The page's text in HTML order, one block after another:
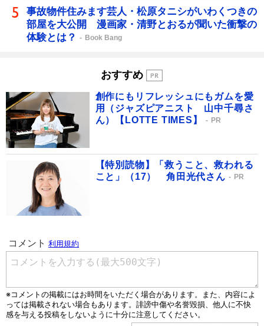
事故物件住みます芸人・松原タニシがいわくつきの
部屋を大公開 漫画家・清野とおるが聞いた衝撃の
体験とは？
Book Bang
おすすめ
創作にもリフレッシュにもガムを愛
用（ジャズピアニスト 山中千尋さ
ん）【LOTTE TIMES】
PR
【特別読物】「救うこと、救われる
こと」（17） 角田光代さん
PR